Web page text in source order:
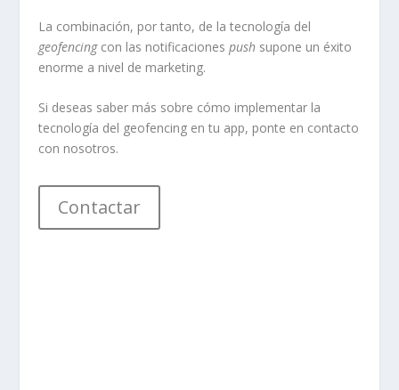
La combinación, por tanto, de la tecnología del
geofencingcon las notificaciones pushsupone un éxito
enorme a nivel de marketing.
Si deseas saber más sobre cómo implementar la
tecnología del geofencing en tu app, ponte en contacto
con nosotros.
Contactar